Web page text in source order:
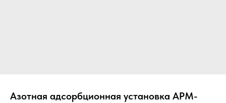
Азотная адсорбционная установка АРМ-